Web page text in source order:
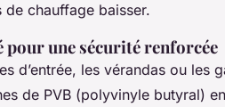
chauffage baisser.
pour une sécurité renforcée
d’entrée, les vérandas ou les
de PVB (polyvinyle butyral)